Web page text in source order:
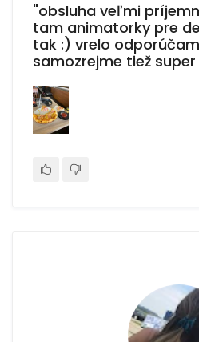
"obsluha veľmi
tam animatorky pre
tak :) vrelo
samozrejme tiež super